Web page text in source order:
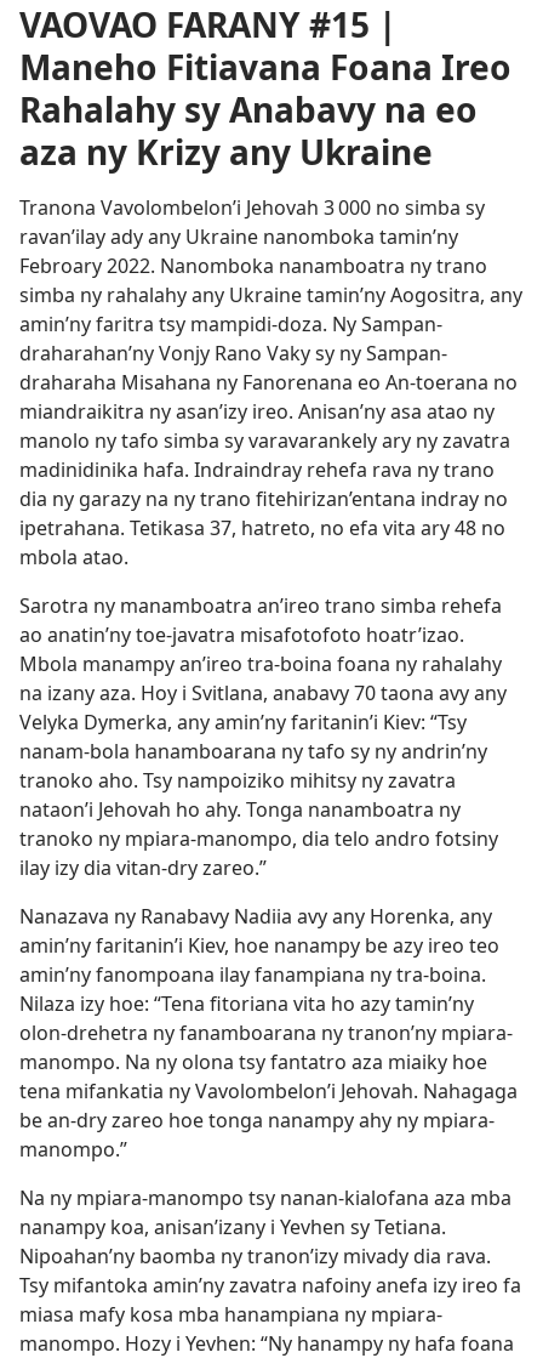
VAOVAO FARANY #15 |
Maneho Fitiavana Foana Ireo
Rahalahy sy Anabavy na eo
aza ny Krizy any Ukraine
Tranona Vavolombelon’i Jehovah 3 000 no simba sy
ravan’ilay ady any Ukraine nanomboka tamin’ny
Febroary 2022. Nanomboka nanamboatra ny trano
simba ny rahalahy any Ukraine tamin’ny Aogositra, any
amin’ny faritra tsy mampidi-doza. Ny Sampan-
draharahan’ny Vonjy Rano Vaky sy ny Sampan-
draharaha Misahana ny Fanorenana eo An-toerana no
miandraikitra ny asan’izy ireo. Anisan’ny asa atao ny
manolo ny tafo simba sy varavarankely ary ny zavatra
madinidinika hafa. Indraindray rehefa rava ny trano
dia ny garazy na ny trano fitehirizan’entana indray no
ipetrahana. Tetikasa 37, hatreto, no efa vita ary 48 no
mbola atao.
Sarotra ny manamboatra an’ireo trano simba rehefa
ao anatin’ny toe-javatra misafotofoto hoatr’izao.
Mbola manampy an’ireo tra-boina foana ny rahalahy
na izany aza. Hoy i Svitlana, anabavy 70 taona avy any
Velyka Dymerka, any amin’ny faritanin’i Kiev: “Tsy
nanam-bola hanamboarana ny tafo sy ny andrin’ny
tranoko aho. Tsy nampoiziko mihitsy ny zavatra
nataon’i Jehovah ho ahy. Tonga nanamboatra ny
tranoko ny mpiara-manompo, dia telo andro fotsiny
ilay izy dia vitan-dry zareo.”
Nanazava ny Ranabavy Nadiia avy any Horenka, any
amin’ny faritanin’i Kiev, hoe nanampy be azy ireo teo
amin’ny fanompoana ilay fanampiana ny tra-boina.
Nilaza izy hoe: “Tena fitoriana vita ho azy tamin’ny
olon-drehetra ny fanamboarana ny tranon’ny mpiara-
manompo. Na ny olona tsy fantatro aza miaiky hoe
tena mifankatia ny Vavolombelon’i Jehovah. Nahagaga
be an-dry zareo hoe tonga nanampy ahy ny mpiara-
manompo.”
Na ny mpiara-manompo tsy nanan-kialofana aza mba
nanampy koa, anisan’izany i Yevhen sy Tetiana.
Nipoahan’ny baomba ny tranon’izy mivady dia rava.
Tsy mifantoka amin’ny zavatra nafoiny anefa izy ireo fa
miasa mafy kosa mba hanampiana ny mpiara-
manompo. Hozy i Yevhen: “Ny hanampy ny hafa foana